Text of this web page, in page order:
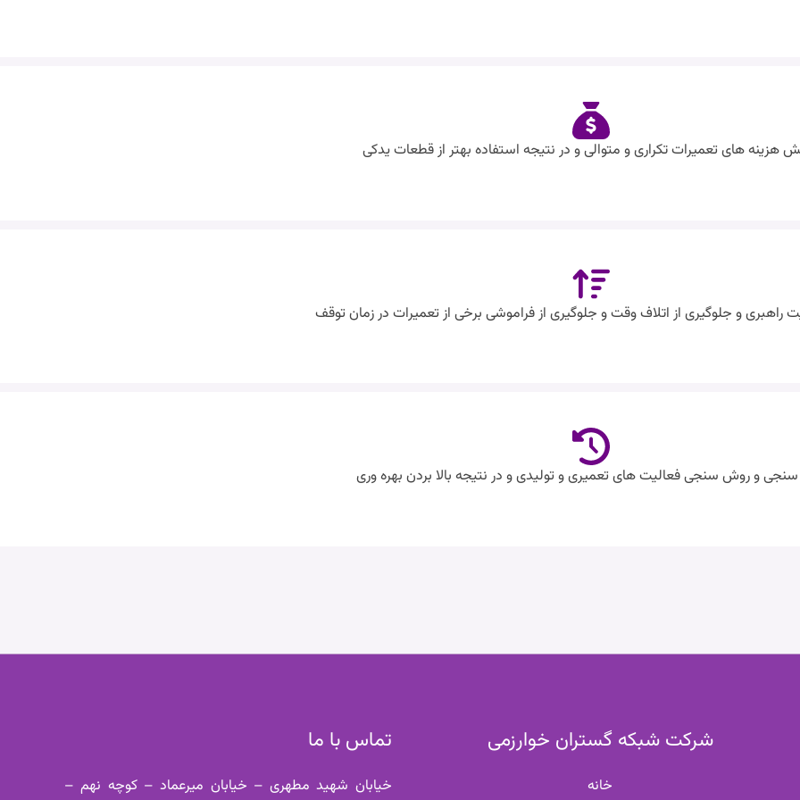
هزینه های تعمیرات تکراری و متوالی و در نتیجه استفاده بهتر از قطعات یدکی
راهبری و جلوگیری از اتلاف وقت و جلوگیری از فراموشی برخی از تعمیرات در زمان توقف
و روش سنجی فعالیت های تعمیری و تولیدی و در نتیجه بالا بردن بهره وری
شرکت شبکه گستران خوارزمی
خانه
تماس با ما
خیابان شهید مطهری – خیابان میرعماد – کوچه نهم –